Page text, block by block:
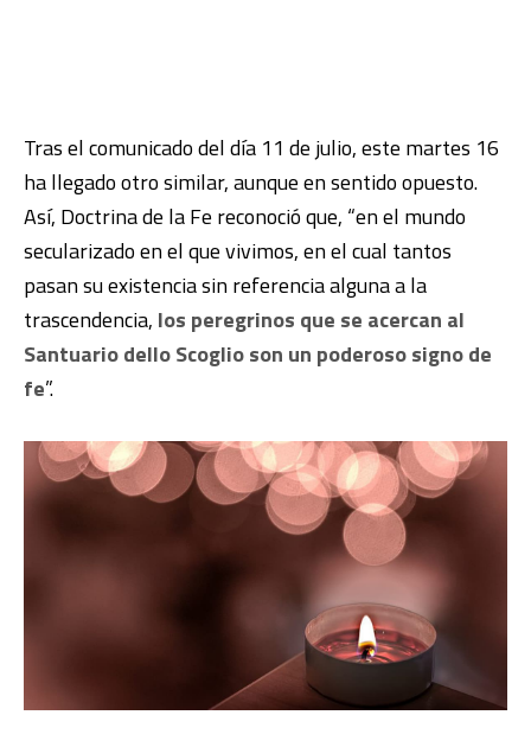
Tras el comunicado del día 11 de julio, este martes 16
ha llegado otro similar, aunque en sentido opuesto.
Así, Doctrina de la Fe reconoció que, “en el mundo
secularizado en el que vivimos, en el cual tantos
pasan su existencia sin referencia alguna a la
trascendencia, los peregrinos que se acercan al
Santuario dello Scoglio son un poderoso signo de
fe”.